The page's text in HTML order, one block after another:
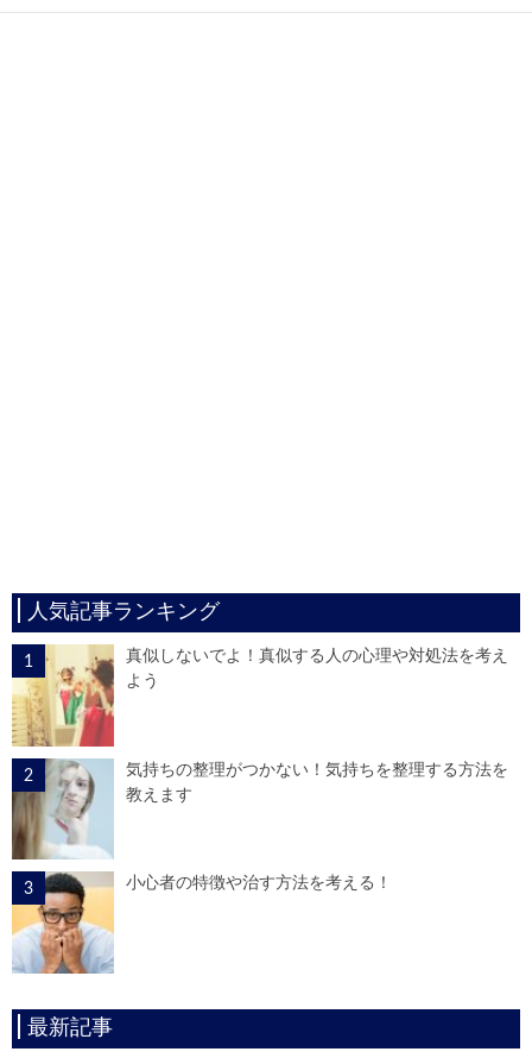
人気記事ランキング
真似しないでよ！真似する人の心理や対処法を考え
よう
気持ちの整理がつかない！気持ちを整理する方法を
教えます
小心者の特徴や治す方法を考える！
最新記事